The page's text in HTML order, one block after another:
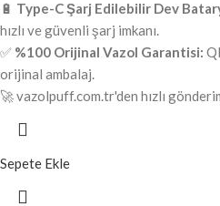
🔋 Type-C Şarj Edilebilir Dev
hızlı ve güvenli şarj imkanı.
✅ %100 Orijinal Vazol Garantisi:
orijinal ambalaj.
🚀 vazolpuff.com.tr'den hızlı
Sepete Ekle